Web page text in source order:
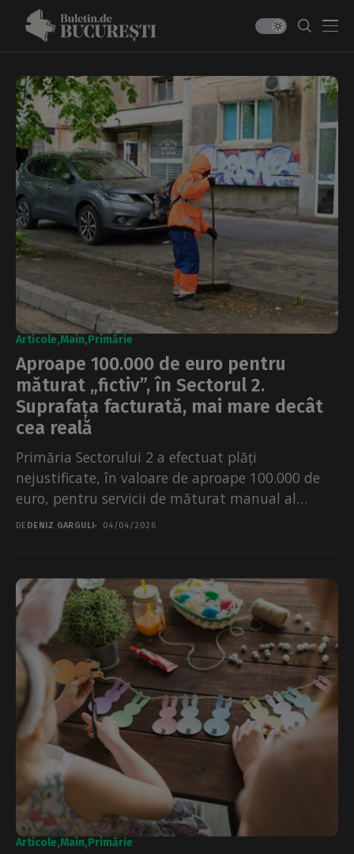
Articole Main Primărie
Aproape 100.000 de euro pentru
măturat „fictiv”, în Sectorul 2.
Suprafața facturată, mai mare decât
cea reală
Primăria Sectorului 2 a efectuat plăți
nejustificate, în valoare de aproape 100.000 de
euro, pentru servicii de măturat manual al
trotuarelor care nu...
DE DENIZ GARGULI 04/04/2026
Articole Main Primărie